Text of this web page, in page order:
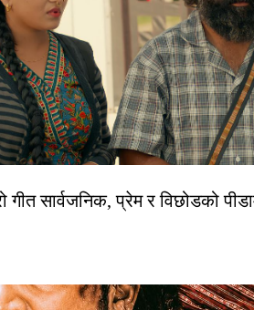
गीत सार्वजनिक, प्रेम र विछोडको